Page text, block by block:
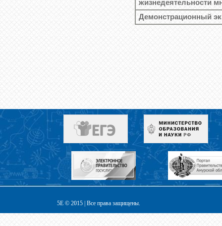
жизнедеятельности
Демонстрационный
5E © 2015 | Все права защищены.